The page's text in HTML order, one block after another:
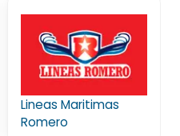
Lineas Maritimas
Romero